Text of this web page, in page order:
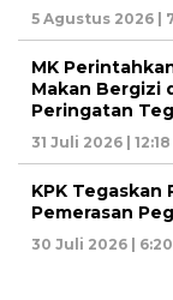
5 Agustus 2026 |
MK
Makan Bergizi
Peringatan
31 Juli 2026 |
KPK
Pemerasan
30 Juli 2026 |